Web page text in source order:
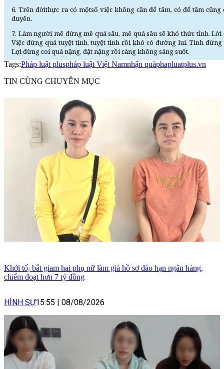
6. Trên đờithực ra có mộtsố việc không cần để tâm, có để tâm
duyên.
7. Làm người mê đừng mê quá sâu, mê quá sâu sẽ khó thức tỉnh.
Việc đừng quá tuyệt tình, tuyệt tình rồi khó có đường lui. Tình đừng
Lợi đừng coi quá nặng, đặt nặng rồi càng không sáng suốt.
Tags:Pháp luật pluspháp luật Việt Namnhận quàphapluatplus.vn
TIN CÙNG CHUYÊN MỤC
Khởi tố, bắt giam hai phụ nữ làm giả hồ sơ đáo hạn ngân hàng,
chiếm đoạt hơn 7 tỷ đồng
HÌNH SỰ15:55 08/08/2026